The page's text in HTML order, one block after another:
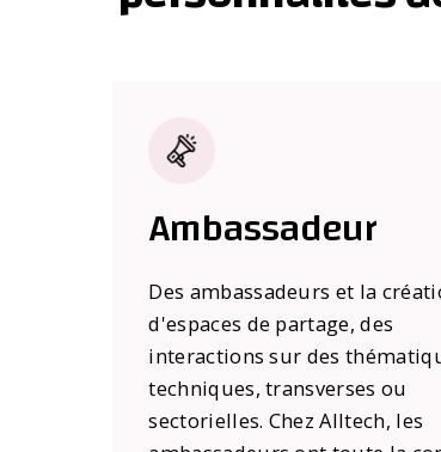
Ambassadeur
Des ambassadeurs et la
d'espaces de partage, des
interactions sur des
techniques, transverses ou
sectorielles. Chez Alltech, les